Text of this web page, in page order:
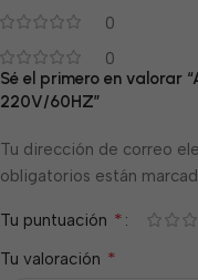
0
0
Sé el primero en valorar
220V/60HZ”
Tu dirección de correo
obligatorios están
Tu puntuación *
Tu valoración *